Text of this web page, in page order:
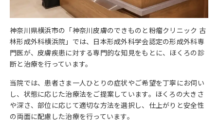
神奈川県横浜市の「神奈川皮膚のできものと粉瘤クリニック 古
林形成外科横浜院」では、日本形成外科学会認定の形成外科専
門医が、皮膚疾患に対する専門的な知見をもとに、ほくろの診
断と治療を行っています。
当院では、患者さま一人ひとりの症状やご希望を丁寧にお伺い
し、状態に応じた治療法をご提案しています。ほくろの大きさ
や深さ、部位に応じて適切な方法を選択し、仕上がりと安全性
の両面に配慮した治療を行っています。